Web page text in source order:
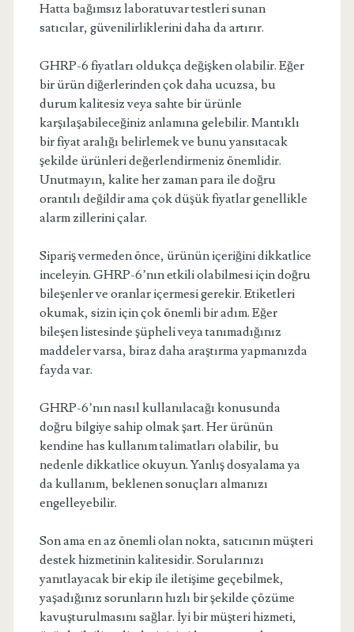
Hatta bağımsız laboratuvar testleri sunan
satıcılar, güvenilirliklerini daha da artırır.
GHRP-6 fiyatları oldukça değişken olabilir. Eğer
bir ürün diğerlerinden çok daha ucuzsa, bu
durum kalitesiz veya sahte bir ürünle
karşılaşabileceğiniz anlamına gelebilir. Mantıklı
bir fiyat aralığı belirlemek ve bunu yansıtacak
şekilde ürünleri değerlendirmeniz önemlidir.
Unutmayın, kalite her zaman para ile doğru
orantılı değildir ama çok düşük fiyatlar genellikle
alarm zillerini çalar.
Sipariş vermeden önce, ürünün içeriğini dikkatlice
inceleyin. GHRP-6’nın etkili olabilmesi için doğru
bileşenler ve oranlar içermesi gerekir. Etiketleri
okumak, sizin için çok önemli bir adım. Eğer
bileşen listesinde şüpheli veya tanımadığınız
maddeler varsa, biraz daha araştırma yapmanızda
fayda var.
GHRP-6’nın nasıl kullanılacağı konusunda
doğru bilgiye sahip olmak şart. Her ürünün
kendine has kullanım talimatları olabilir, bu
nedenle dikkatlice okuyun. Yanlış dosyalama ya
da kullanım, beklenen sonuçları almanızı
engelleyebilir.
Son ama en az önemli olan nokta, satıcının müşteri
destek hizmetinin kalitesidir. Sorularınızı
yanıtlayacak bir ekip ile iletişime geçebilmek,
yaşadığınız sorunların hızlı bir şekilde çözüme
kavuşturulmasını sağlar. İyi bir müşteri hizmeti,